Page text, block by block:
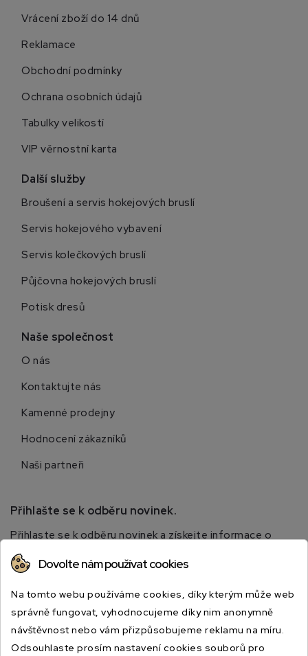
Vrácení zboží do 14 dnů
Reklamace
Obchodní podmínky
Ochrana osobních údajů
Tabulky velikostí
VIP věrnostní karta
Další služby
Broušení a servis hokejových bruslí
Servis hokejového vybavení
Servis kolečkových bruslí
Půjčovna hokejových bruslí
Potisk dresů
Naše společnost
O nás
Kontaktujte nás
Kamenné prodejny
Hodnocení zákazníků
Naši partneři
Přihlašte se k odběru novinek.
Přihlaste se k odběru novinek a získejte informace o
speciálních slevách.
Dovolte nám používat cookies
Na tomto webu používáme cookies, díky kterým může web
správně fungovat, vyhodnocujeme díky nim anonymně
návštěvnost nebo vám přizpůsobujeme reklamu na míru.
Odsouhlaste prosím nastavení cookies souborů pro